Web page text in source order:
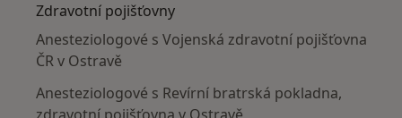
Zdravotní pojišťovny
Anesteziologové s Vojenská zdravotní pojišťovna
ČR v Ostravě
Anesteziologové s Revírní bratrská pokladna,